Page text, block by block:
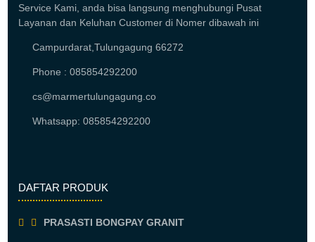
Service Kami, anda bisa langsung menghubungi Pusat
Layanan dan Keluhan Customer di Nomer dibawah ini
Campurdarat,Tulungagung 66272
Phone : 085854292200
cs@marmertulungagung.co
Whatsapp: 085854292200
DAFTAR PRODUK
PRASASTI BONGPAY GRANIT